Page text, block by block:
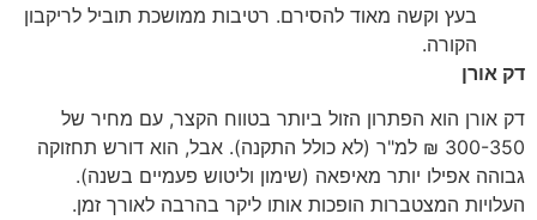
בעץ וקשה מאוד להסירם. רטיבות ממושכת תוביל לריקבון
הקורה.
דק אורן
דק אורן הוא הפתרון הזול ביותר בטווח הקצר, עם מחיר של
300-350 ₪ למ"ר (לא כולל התקנה). אבל, הוא דורש תחזוקה
גבוהה אפילו יותר מאיפאה (שימון וליטוש פעמיים בשנה).
העלויות המצטברות הופכות אותו ליקר בהרבה לאורך זמן.